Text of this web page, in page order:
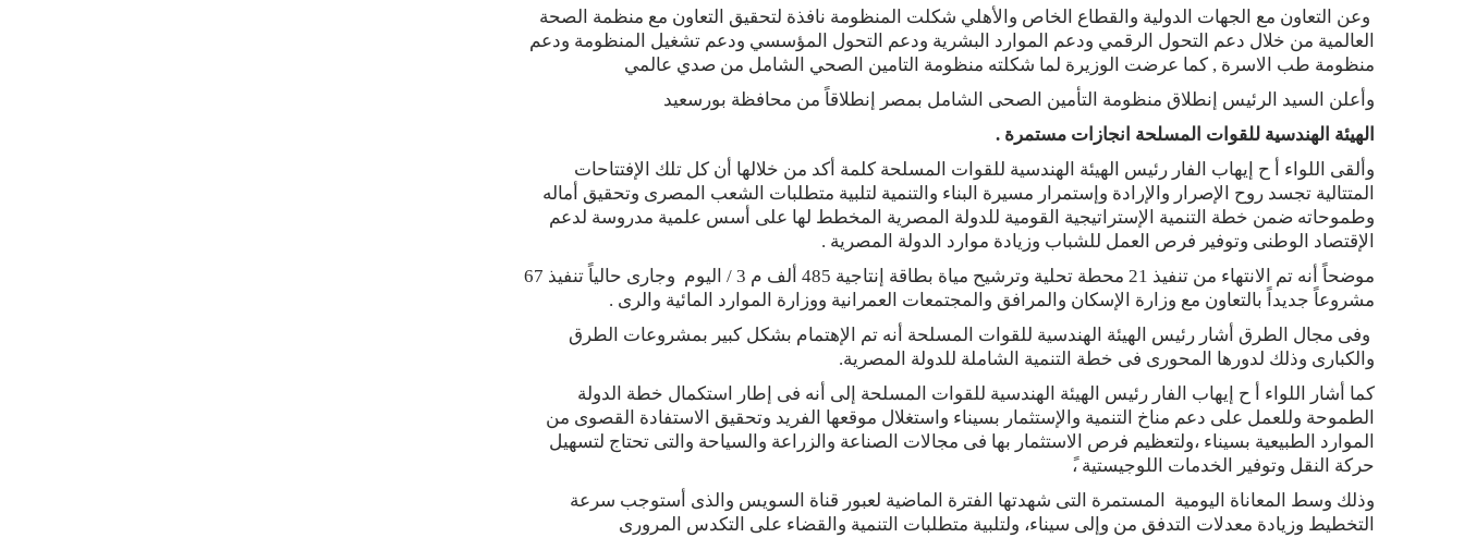
وعن التعاون مع الجهات الدولية والقطاع الخاص والأهلي شكلت المنظومة نافذة لتحقيق التعاون مع منظمة الصحة
العالمية من خلال دعم التحول الرقمي ودعم الموارد البشرية ودعم التحول المؤسسي ودعم تشغيل المنظومة ودعم
منظومة طب الاسرة , كما عرضت الوزيرة لما شكلته منظومة التامين الصحي الشامل من صدي عالمي
وأعلن السيد الرئيس إنطلاق منظومة التأمين الصحى الشامل بمصر إنطلاقاً من محافظة بورسعيد
الهيئة الهندسية للقوات المسلحة انجازات مستمرة .
وألقى اللواء أ ح إيهاب الفار رئيس الهيئة الهندسية للقوات المسلحة كلمة أكد من خلالها أن كل تلك الإفتتاحات
المتتالية تجسد روح الإصرار والإرادة وإستمرار مسيرة البناء والتنمية لتلبية متطلبات الشعب المصرى وتحقيق أماله
وطموحاته ضمن خطة التنمية الإستراتيجية القومية للدولة المصرية المخطط لها على أسس علمية مدروسة لدعم
الإقتصاد الوطنى وتوفير فرص العمل للشباب وزيادة موارد الدولة المصرية .
موضحاً أنه تم الانتهاء من تنفيذ 21 محطة تحلية وترشيح مياة بطاقة إنتاجية 485 ألف م 3 / اليوم وجارى حالياً تنفيذ 67
مشروعاً جديداً بالتعاون مع وزارة الإسكان والمرافق والمجتمعات العمرانية ووزارة الموارد المائية والرى .
وفى مجال الطرق أشار رئيس الهيئة الهندسية للقوات المسلحة أنه تم الإهتمام بشكل كبير بمشروعات الطرق
والكبارى وذلك لدورها المحورى فى خطة التنمية الشاملة للدولة المصرية.
كما أشار اللواء أ ح إيهاب الفار رئيس الهيئة الهندسية للقوات المسلحة إلى أنه فى إطار استكمال خطة الدولة
الطموحة وللعمل على دعم مناخ التنمية والإستثمار بسيناء واستغلال موقعها الفريد وتحقيق الاستفادة القصوى من
الموارد الطبيعية بسيناء ،ولتعظيم فرص الاستثمار بها فى مجالات الصناعة والزراعة والسياحة والتى تحتاج لتسهيل
حركة النقل وتوفير الخدمات اللوجيستية ،ً
وذلك وسط المعاناة اليومية المستمرة التى شهدتها الفترة الماضية لعبور قناة السويس والذى أستوجب سرعة
التخطيط وزيادة معدلات التدفق من وإلى سيناء، ولتلبية متطلبات التنمية والقضاء على التكدس المرورى